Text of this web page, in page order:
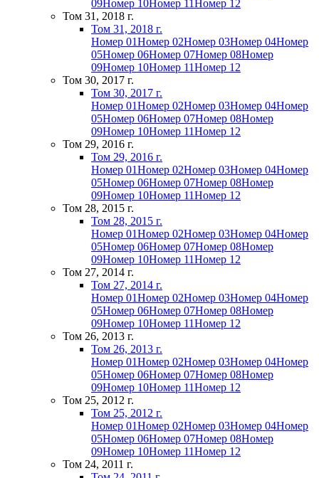
09Номер 10Номер 11Номер 12
Том 31, 2018 г.
Том 31, 2018 г.
Номер 01Номер 02Номер 03Номер 04Номер
05Номер 06Номер 07Номер 08Номер
09Номер 10Номер 11Номер 12
Том 30, 2017 г.
Том 30, 2017 г.
Номер 01Номер 02Номер 03Номер 04Номер
05Номер 06Номер 07Номер 08Номер
09Номер 10Номер 11Номер 12
Том 29, 2016 г.
Том 29, 2016 г.
Номер 01Номер 02Номер 03Номер 04Номер
05Номер 06Номер 07Номер 08Номер
09Номер 10Номер 11Номер 12
Том 28, 2015 г.
Том 28, 2015 г.
Номер 01Номер 02Номер 03Номер 04Номер
05Номер 06Номер 07Номер 08Номер
09Номер 10Номер 11Номер 12
Том 27, 2014 г.
Том 27, 2014 г.
Номер 01Номер 02Номер 03Номер 04Номер
05Номер 06Номер 07Номер 08Номер
09Номер 10Номер 11Номер 12
Том 26, 2013 г.
Том 26, 2013 г.
Номер 01Номер 02Номер 03Номер 04Номер
05Номер 06Номер 07Номер 08Номер
09Номер 10Номер 11Номер 12
Том 25, 2012 г.
Том 25, 2012 г.
Номер 01Номер 02Номер 03Номер 04Номер
05Номер 06Номер 07Номер 08Номер
09Номер 10Номер 11Номер 12
Том 24, 2011 г.